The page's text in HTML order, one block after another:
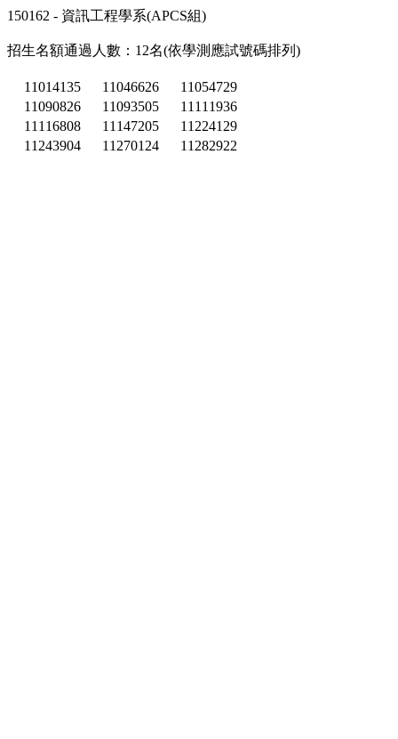
150162 - 資訊工程學系(APCS組)
招生名額通過人數：12名(依學測應試號碼排列)
11014135 11046626
11054729
11090826
11093505
11111936
11116808
11147205
11224129
11243904
11270124 11282922